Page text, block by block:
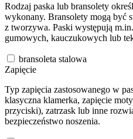
Rodzaj paska lub bransolety
wykonany. Bransolety mogą być
z tworzywa. Paski występują
gumowych, kauczukowych lub
bransoleta stalowa
Zapięcie
Typ zapięcia zastosowanego w
klasyczna klamerka, zapięcie
przyciski), zatrzask lub inne
bezpieczeństwo noszenia.